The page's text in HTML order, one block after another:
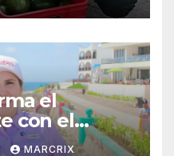
el
con el
las Sirenas
MARCRIX